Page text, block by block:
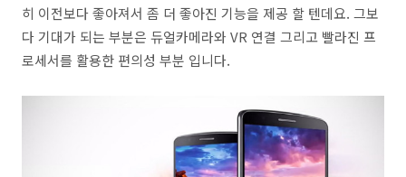
히 이전보다 좋아져서 좀 더 좋아진 기능을 제공 할 텐데요. 그보
다 기대가 되는 부분은 듀얼카메라와 VR 연결 그리고 빨라진 프
로세서를 활용한 편의성 부분 입니다.